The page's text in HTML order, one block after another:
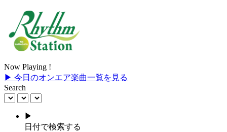
Now Playing !
▶ 今日のオンエア楽曲一覧を見る
Search
▶
日付で検索する